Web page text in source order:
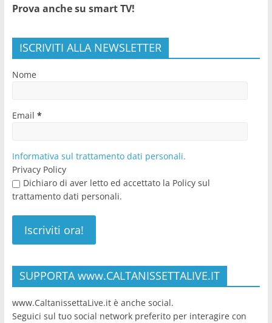
Prova anche su smart TV!
ISCRIVITI ALLA NEWSLETTER
Nome
Email *
Informativa sul trattamento dati personali.
Privacy Policy
Dichiaro di aver letto ed accettato la Policy sul
trattamento dati personali.
SUPPORTA www.CALTANISSETTALIVE.IT
www.CaltanissettaLive.it è anche social.
Seguici sul tuo social network preferito per interagire con